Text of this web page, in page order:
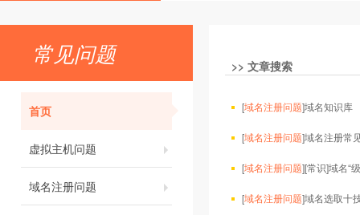
常见问题
首页
虚拟主机问题
域名注册问题
>> 文章搜索
[域名注册问题]域名知识库
[域名注册问题]域名注册常
[域名注册问题][常识]域名“
[域名注册问题]域名选取十